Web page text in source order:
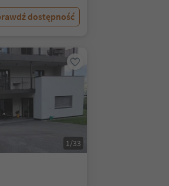
dostępność
1/33